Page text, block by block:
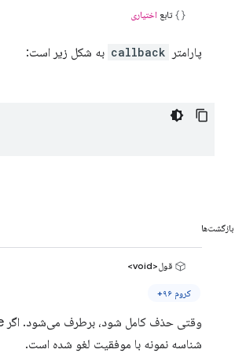
تابع اختیاری
پارامتر callback به شکل زیر است:
بازگشت‌ها
قول<void>
کروم ۹۶+
شناسه نمونه با موفقیت لغو شده است.